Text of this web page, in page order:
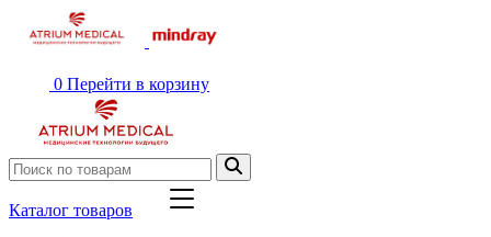
0 Перейти в корзину
Каталог товаров